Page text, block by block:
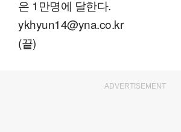
은 1만명에 달한다.
ykhyun14@yna.co.kr
(끝)
ADVERTISEMENT